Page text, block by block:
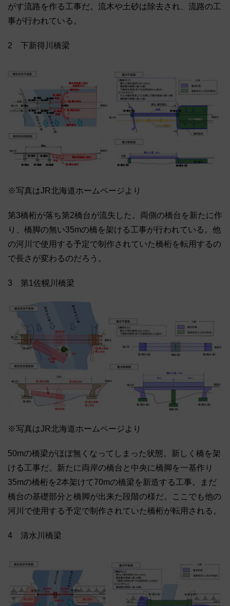
がす流路を作る工事だ。流木や土砂は除去され、流路の工
事が行われている。
2 下新得川橋梁
※写真はJR北海道ホームページより
第3橋桁が落ち第2橋台が流失した。両側の橋台を新たに作
り、橋脚の無い35mの橋を架ける工事が行われている。他
の河川で使用する予定で制作されていた橋桁を転用するの
で長さが変わるのだろう。
3 第1佐幌川橋梁
※写真はJR北海道ホームページより
50mの橋梁がほぼ無くなってしまった状態。新しく橋を架
ける工事だ。新たに両岸の橋台と中央に橋脚を一基作り
35mの橋桁を2本架けて70mの橋梁を新造する工事。まだ
橋台の基礎部分と橋脚が出来た段階の様だ。ここでも他の
河川で使用する予定で制作されていた橋桁が転用される。
4 清水川橋梁